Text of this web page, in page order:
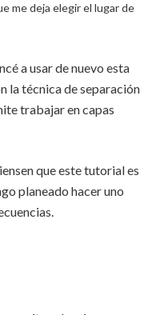
me deja elegir el lugar de
a usar de nuevo esta
la técnica de separación
trabajar en capas
que este tutorial es
planeado hacer uno